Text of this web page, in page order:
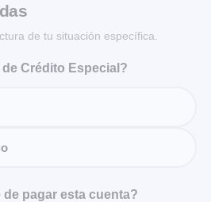
de tu situación específica.
Crédito Especial?
pagar esta cuenta?